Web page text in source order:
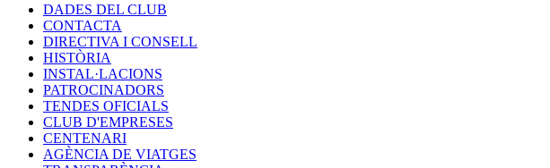
DADES DEL CLUB
CONTACTA
DIRECTIVA I CONSELL
HISTÒRIA
INSTAL·LACIONS
PATROCINADORS
TENDES OFICIALS
CLUB D'EMPRESES
CENTENARI
AGÈNCIA DE VIATGES